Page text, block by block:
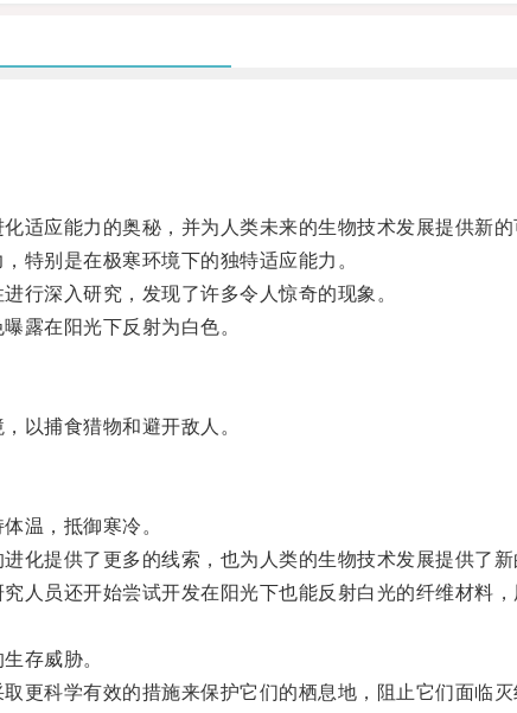
应能力的奥秘，并为人类未来的生物技术发展提供新的
别是在极寒环境下的独特适应能力。
深入研究，发现了许多令人惊奇的现象。
露在阳光下反射为白色。
以捕食猎物和避开敌人。
温，抵御寒冷。
提供了更多的线索，也为人类的生物技术发展提供了新
员还开始尝试开发在阳光下也能反射白光的纤维材料，
存威胁。
科学有效的措施来保护它们的栖息地，阻止它们面临灭